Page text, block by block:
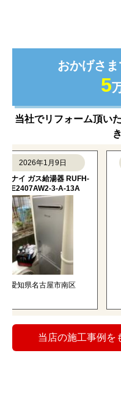
おかげさ
5
当社でリフォーム頂い
2026年1月9日
イ ガス給湯器 RUFH-
3-A-13A
知県名古屋市南区
当店の施工事例を